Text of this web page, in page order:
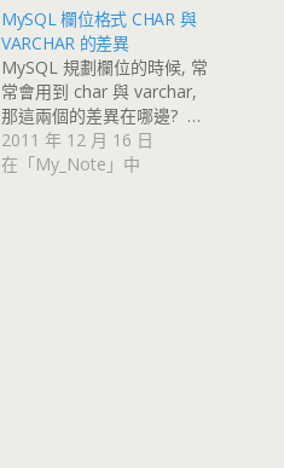
MySQL 欄位格式 CHAR 與
VARCHAR 的差異
MySQL 規劃欄位的時候, 常
常會用到 char 與 varchar,
那這兩個的差異在哪邊? …
2011 年 12 月 16 日
在「My_Note」中